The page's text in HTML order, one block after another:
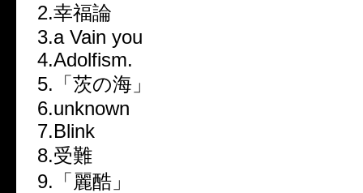
2.幸福論
3.a Vain you
4.Adolfism.
5.「茨の海」
6.unknown
7.Blink
8.受難
9.「麗酷」